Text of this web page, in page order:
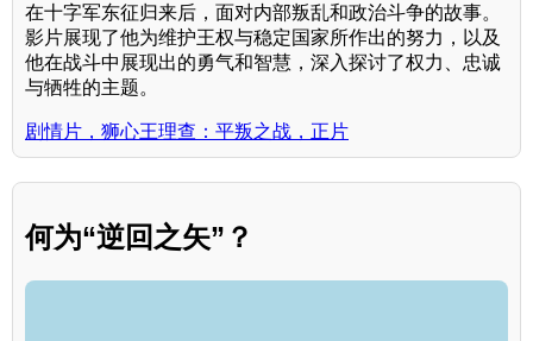
在十字军东征归来后，面对内部叛乱和政治斗争的故事。
影片展现了他为维护王权与稳定国家所作出的努力，以及
他在战斗中展现出的勇气和智慧，深入探讨了权力、忠诚
与牺牲的主题。
剧情片，狮心王理查：平叛之战，正片
何为“逆回之矢”？